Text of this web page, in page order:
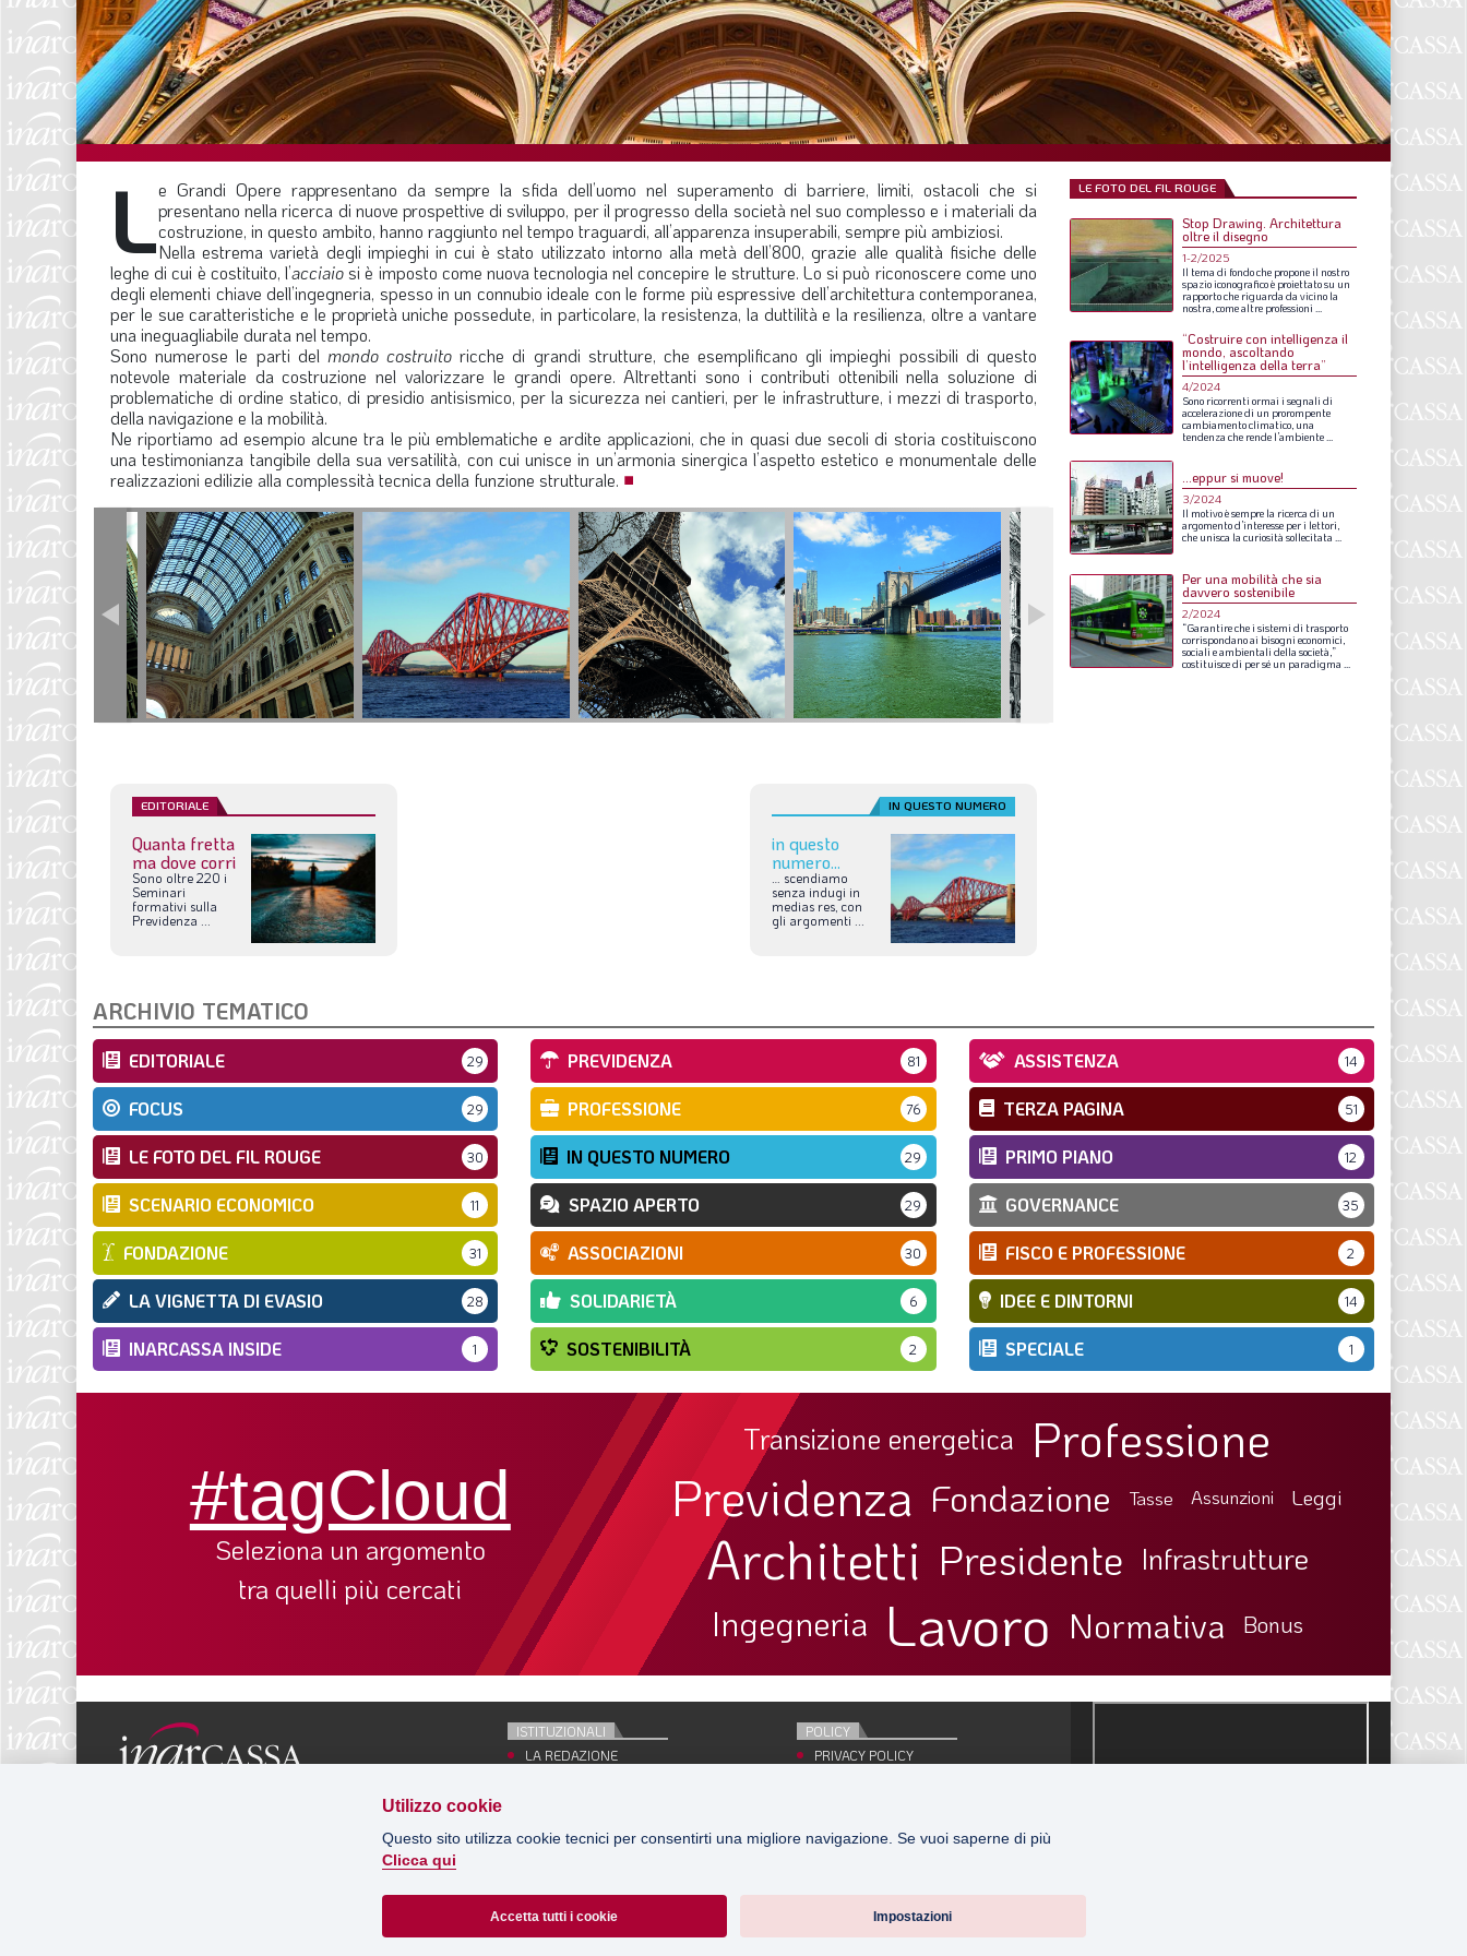
Le Grandi Opere rappresentano da sempre la sfida dell’uomo nel superamento di barriere, limiti, ostacoli che si
presentano nella ricerca di nuove prospettive di sviluppo, per il progresso della società nel suo complesso e i materiali da
costruzione, in questo ambito, hanno raggiunto nel tempo traguardi, all’apparenza insuperabili, sempre più ambiziosi.
Nella estrema varietà degli impieghi in cui è stato utilizzato intorno alla metà dell’800, grazie alle qualità fisiche delle
leghe di cui è costituito, l’acciaiosi è imposto come nuova tecnologia nel concepire le strutture. Lo si può riconoscere come uno
degli elementi chiave dell’ingegneria, spesso in un connubio ideale con le forme più espressive dell’architettura contemporanea,
per le sue caratteristiche e le proprietà uniche possedute, in particolare, la resistenza, la duttilità e la resilienza, oltre a vantare
una ineguagliabile durata nel tempo.
Sono numerose le parti del mondo costruito ricche di grandi strutture, che esemplificano gli impieghi possibili di questo
notevole materiale da costruzione nel valorizzare le grandi opere. Altrettanti sono i contributi ottenibili nella soluzione di
problematiche di ordine statico, di presidio antisismico, per la sicurezza nei cantieri, per le infrastrutture, i mezzi di trasporto,
della navigazione e la mobilità.
Ne riportiamo ad esempio alcune tra le più emblematiche e ardite applicazioni, che in quasi due secoli di storia costituiscono
una testimonianza tangibile della sua versatilità, con cui unisce in un’armonia sinergica l’aspetto estetico e monumentale delle
realizzazioni edilizie alla complessità tecnica della funzione strutturale. ■
EDITORIALE
Quanta fretta
ma dove corri
Sono oltre220 i
Seminari
formativi sulla
Previdenza ...
IN QUESTO NUMERO
in questo
numero...
… scendiamo
senza indugi in
medias res,con
gli argomenti ...
LE FOTO DEL FIL ROUGE
Stop Drawing. Architettura
oltre il disegno
1-2/2025
Il tema di fondoche proponeil nostro
spazioiconograficoè proiettatosu un
rapportoche riguarda da vicino la
nostra, comealtre professioni
“Costruire con intelligenza il
mondo, ascoltando
l’intelligenza della terra”
4/2024
Sono ricorrenti ormai i segnali di
accelerazionedi un prorompente
cambiamentoclimatico, una
tendenza che rende l’ambiente
…eppur si muove!
3/2024
Il motivoèsempre la ricerca di un
argomentod’interesse peri lettori,
che unisca la curiosità sollecitata ...
Per una mobilità che sia
davvero sostenibile
2/2024
“Garantirechei sistemi di trasporto
corrispondanoai bisogni economici,
sociali eambientali della società,”
costituiscedi persé un paradigma
ARCHIVIO TEMATICO
EDITORIALE 29 PREVIDENZA 81 ASSISTENZA 14
FOCUS 29 PROFESSIONE 76 TERZA PAGINA 51
LE FOTO DEL FIL ROUGE 30 IN QUESTO NUMERO 29 PRIMO PIANO 12
SCENARIO ECONOMICO 11 SPAZIO APERTO 29 GOVERNANCE 35
FONDAZIONE 31 ASSOCIAZIONI 30 FISCO E PROFESSIONE 2
LA VIGNETTA DI EVASIO 28 SOLIDARIETÀ 6 IDEE E DINTORNI 14
INARCASSA INSIDE 1 SOSTENIBILITÀ 2 SPECIALE 1
#tagCloud
Seleziona un argomento
tra quelli più cercati
Transizione energetica Professione
Previdenza Fondazione Tasse Assunzioni Leggi
Architetti Presidente Infrastrutture
Ingegneria Lavoro Normativa Bonus
ISTITUZIONALI
LA REDAZIONE
POLICY
PRIVACY POLICY
Utilizzo cookie
Questo sito utilizza cookie tecnici per consentirti una migliore navigazione. Se vuoi saperne di più
Clicca qui
Accetta tutti i cookie Impostazioni